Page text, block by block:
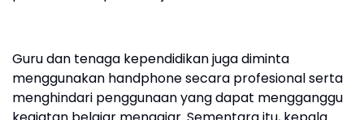
Guru dan tenaga kependidikan juga diminta
menggunakan handphone secara profesional serta
menghindari penggunaan yang dapat mengganggu